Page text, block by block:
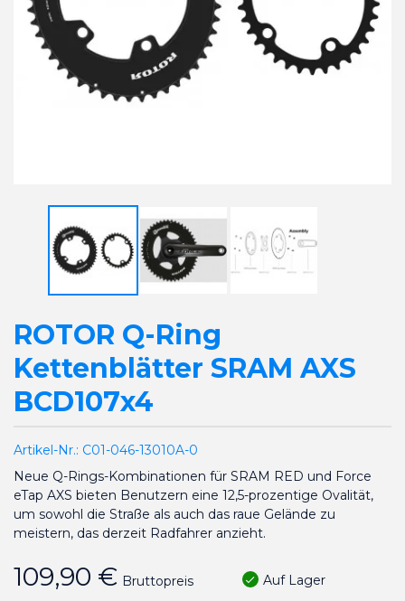
ROTOR Q-Ring
Kettenblätter SRAM AXS
BCD107x4
Artikel-Nr.: C01-046-13010A-0
Neue Q-Rings-Kombinationen für SRAM RED und Force
eTap AXS bieten Benutzern eine 12,5-prozentige Ovalität,
um sowohl die Straße als auch das raue Gelände zu
meistern, das derzeit Radfahrer anzieht.
109,90 € Bruttopreis Auf Lager